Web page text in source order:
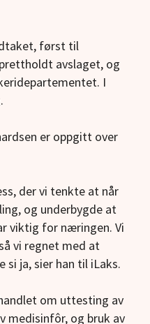
først til
avslaget, og
I
er oppgitt over
der vi tenkte at når
og underbygde at
viktig for næringen. Vi
vi regnet med at
ja, sier han til iLaks.
om uttesting av
medisinfôr, og bruk av